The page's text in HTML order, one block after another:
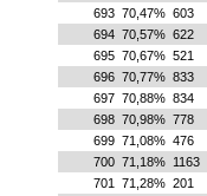
693 70,47% 603
694 70,57% 622
695 70,67% 521
696 70,77% 833
697 70,88% 834
698 70,98% 778
699 71,08% 476
700 71,18% 1163
701
71,28% 201